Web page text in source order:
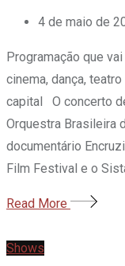
4 de maio de
Programação que
cinema, dança,
capital O concerto
Orquestra Brasileira
documentário
Film Festival e o
Read More
Shows